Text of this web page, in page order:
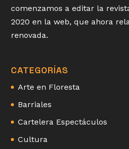
comenzamos a editar la
2020 en la web, que ahora
renovada.
CATEGORÍAS
Arte en Floresta
Barriales
Cartelera Espectáculos
Cultura